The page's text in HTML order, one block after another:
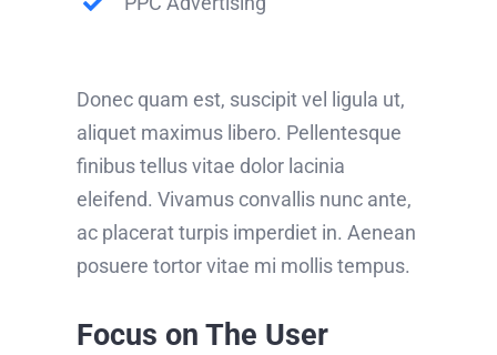
Donec quam est, suscipit vel ligula ut,
aliquet maximus libero. Pellentesque
finibus tellus vitae dolor lacinia
eleifend. Vivamus convallis nunc ante,
ac placerat turpis imperdiet in. Aenean
posuere tortor vitae mi mollis tempus.
Focus on The User